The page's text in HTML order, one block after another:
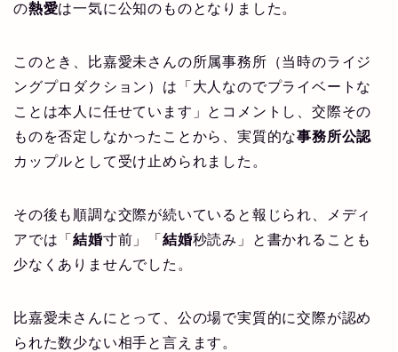
の熱愛は一気に公知のものとなりました。
このとき、比嘉愛未さんの所属事務所（当時のライジ
ングプロダクション）は「大人なのでプライベートな
ことは本人に任せています」とコメントし、交際その
ものを否定しなかったことから、実質的な事務所公認
カップルとして受け止められました。
その後も順調な交際が続いていると報じられ、メディ
アでは「結婚寸前」「結婚秒読み」と書かれることも
少なくありませんでした。
比嘉愛未さんにとって、公の場で実質的に交際が認め
られた数少ない相手と言えます。